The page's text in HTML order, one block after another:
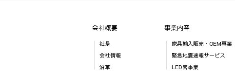
会社概要
社是
会社情報
沿革
事業内容
家具輸入販売・OEM事業
緊急地震速報サービス
LED管事業